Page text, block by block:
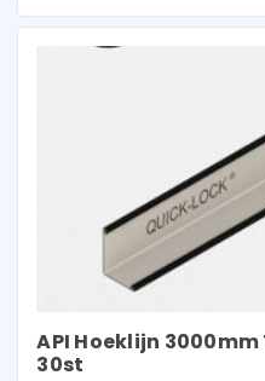
API Hoeklijn
30st